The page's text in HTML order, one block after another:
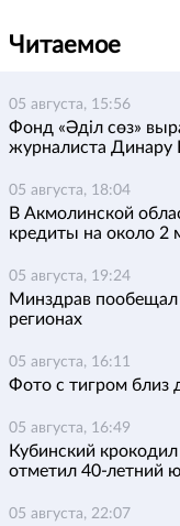
Читаемое
05 августа, 15:56
Фонд «Әділ сөз»
журналиста Динару
05 августа, 18:04
В Акмолинской
кредиты на около 2
05 августа, 19:24
Минздрав пообещал
регионах
05 августа, 16:11
Фото с тигром близ
05 августа, 16:49
Кубинский
отметил 40-летний
05 августа, 22:07